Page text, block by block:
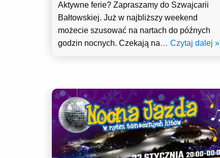
Aktywne ferie? Zapraszamy do Szwajcarii
Bałtowskiej. Już w najbliższy weekend
możecie szusować na nartach do późnych
godzin nocnych. Czekają na… Czytaj dalej »